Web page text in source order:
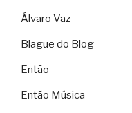
Álvaro Vaz
Blague do Blog
Então
Então Música